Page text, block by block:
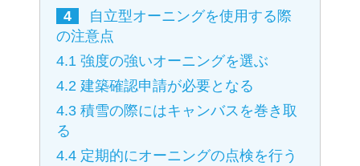
4
自立型オーニングを使用する際
の注意点
4.1 強度の強いオーニングを選ぶ
4.2 建築確認申請が必要となる
4.3積雪の際にはキャンバスを巻き取
る
4.4定期的にオーニングの点検を行う